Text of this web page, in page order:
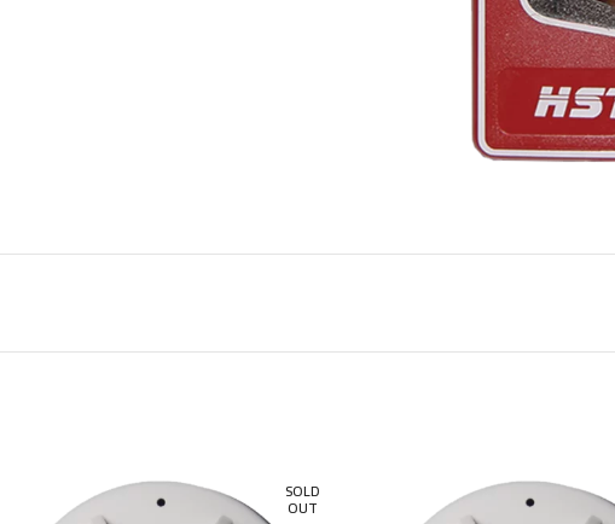
SOLD
OUT